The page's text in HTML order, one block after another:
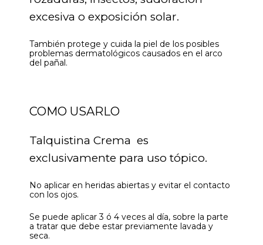
excesiva o exposición solar.
También protege y cuida la piel de los posibles
problemas dermatológicos causados en el arco
del pañal.
COMO USARLO
Talquistina Crema es
exclusivamente para uso tópico.
No aplicar en heridas abiertas y evitar el contacto
con los ojos.
Se puede aplicar 3 ó 4 veces al día, sobre la parte
a tratar que debe estar previamente lavada y
seca.